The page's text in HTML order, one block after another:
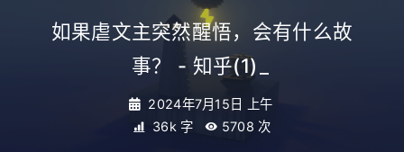
如果虐文主突然醒悟，会有什么故
事？ - 知乎(1)
2024年7月15日 上午
36k 字
5708 次